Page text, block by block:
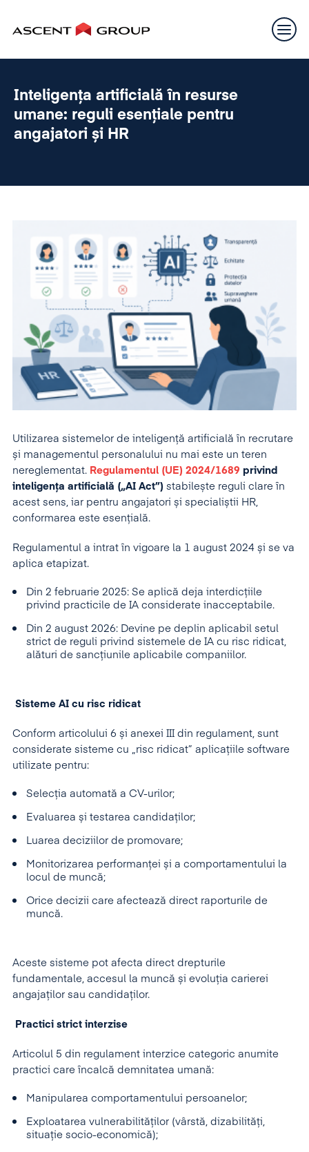
Inteligența artificială în resurse
umane: reguli esențiale pentru
angajatori și HR
Utilizarea sistemelor de inteligență artificială în recrutare
și managementul personalului nu mai este un teren
nereglementat. Regulamentul (UE) 2024/1689 privind
inteligența artificială („AI Act”) stabilește reguli clare în
acest sens, iar pentru angajatori și specialiștii HR,
conformarea este esențială.
Regulamentul a intrat în vigoare la 1 august 2024 și se va
aplica etapizat.
Din 2 februarie 2025: Se aplică deja interdicțiile
privind practicile de IA considerate inacceptabile.
Din 2 august 2026: Devine pe deplin aplicabil setul
strict de reguli privind sistemele de IA cu risc ridicat,
alături de sancțiunile aplicabile companiilor.
Sisteme AI cu risc ridicat
Conform articolului 6 și anexei III din regulament, sunt
considerate sisteme cu „risc ridicat” aplicațiile software
utilizate pentru:
Selecția automată a CV-urilor;
Evaluarea și testarea candidaților;
Luarea deciziilor de promovare;
Monitorizarea performanței și a comportamentului la
locul de muncă;
Orice decizii care afectează direct raporturile de
muncă.
Aceste sisteme pot afecta direct drepturile
fundamentale, accesul la muncă și evoluția carierei
angajaților sau candidaților.
Practici strict interzise
Articolul 5 din regulament interzice categoric anumite
practici care încalcă demnitatea umană:
Manipularea comportamentului persoanelor;
Exploatarea vulnerabilităților (vârstă, dizabilități,
situație socio-economică);